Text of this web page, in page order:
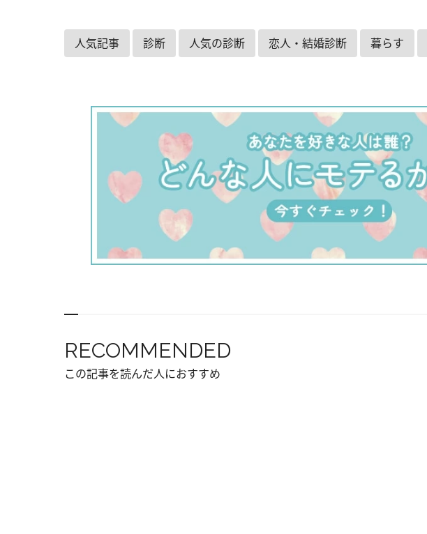
人気記事 診断 人気の診断 恋人・結婚診断 暮らす
RECOMMENDED
この記事を読んだ人におすすめ